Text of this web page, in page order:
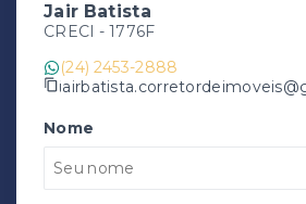
Jair Batista
CRECI - 1776F
(24) 2453-2888
Nome